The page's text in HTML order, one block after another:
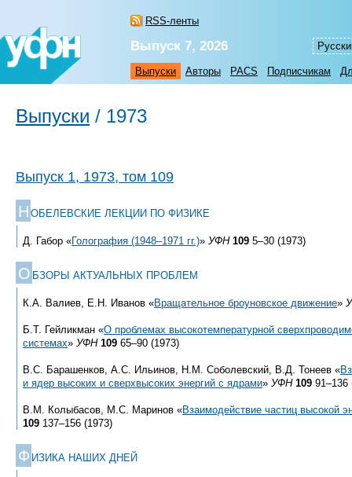
RSS-ленты
Выпуск 7, 2026
Выпуски Авторы PACS Подписчикам
Выпуски / 1973
Выпуск 1, 1973, том 109
Н ОБЕЛЕВСКИЕ ЛЕКЦИИ ПО ФИЗИКЕ
Д. Габор «Голография (1948–1971 гг.)» УФН 109 5–30 (1973)
О БЗОРЫ АКТУАЛЬНЫХ ПРОБЛЕМ
К.А. Валиев, Е.Н. Иванов «Вращательное броуновское движение»
Б.Т. Гейликман «О проблемах высокотемпературной
системах» УФН 109 65–90 (1973)
В.С. Барашенков, А.С. Ильинов, Н.М. Соболевский, В.Д. Тонеев «
и ядер высоких и сверхвысоких энергий с ядрами» УФН 109 91–136
В.М. Колыбасов, М.С. Маринов «Взаимодействие частиц высокой
109 137–156 (1973)
Ф ИЗИКА НАШИХ ДНЕЙ